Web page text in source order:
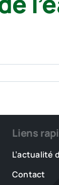
Liens
L’actualité
Contact